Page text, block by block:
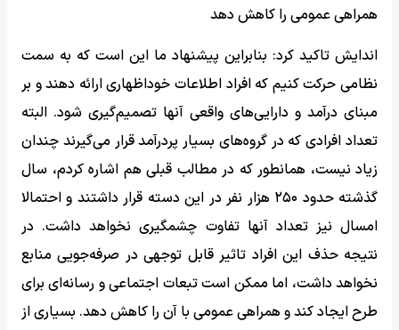
همراهی عمومی را کاهش دهد
اندایش تاکید کرد: بنابراین پیشنهاد ما این است که به سمت
نظامی حرکت کنیم که افراد اطلاعات خوداظهاری ارائه دهند و بر
مبنای درآمد و دارایی‌های واقعی آنها تصمیم‌گیری شود. البته
تعداد افرادی که در گروه‌های بسیار پردرآمد قرار می‌گیرند چندان
زیاد نیست، همانطور که در مطالب قبلی هم اشاره کردم، سال
گذشته حدود ۲۵۰ هزار نفر در این دسته قرار داشتند و احتمالا
امسال نیز تعداد آنها تفاوت چشمگیری نخواهد داشت. در
نتیجه حذف این افراد تاثیر قابل توجهی در صرفه‌جویی منابع
نخواهد داشت، اما ممکن است تبعات اجتماعی و رسانه‌ای برای
طرح ایجاد کند و همراهی عمومی با آن را کاهش دهد. بسیاری از